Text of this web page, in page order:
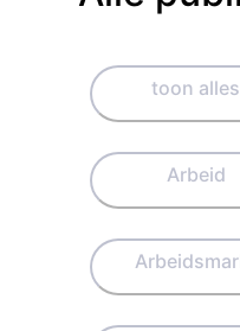
toon alles
Arbeid